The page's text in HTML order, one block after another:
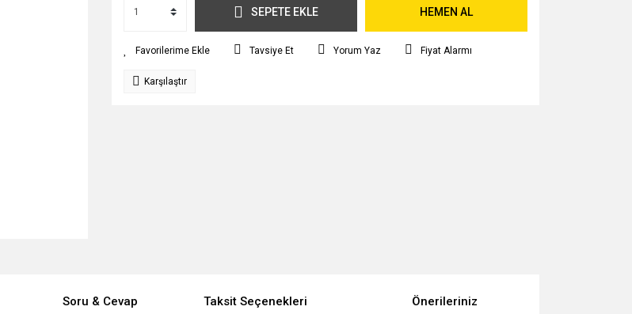
SEPETE EKLE HEMEN AL
Tavsiye Et Yorum Yaz Fiyat Alarmı
Karşılaştır
Soru & Cevap Taksit Seçenekleri Önerileriniz